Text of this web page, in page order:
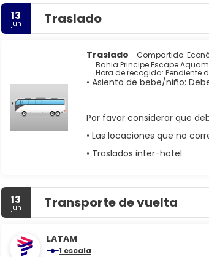
exclusivas.
13
jun Traslado
Traslado - Compartido:
Bahia Principe Escape
Hora de recogida: Pendiente
• Asiento de bebe/niño:
Por favor considerar que
• Las locaciones que no
• Traslados inter-hotel
13
jun Transporte de vuelta
LATAM
1 escala